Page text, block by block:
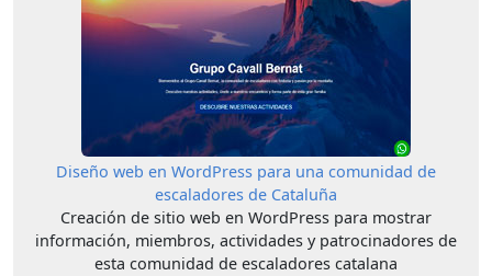
Diseño web en WordPress para una comunidad de
escaladores de Cataluña
Creación de sitio web en WordPress para mostrar
información, miembros, actividades y patrocinadores de
esta comunidad de escaladores catalana